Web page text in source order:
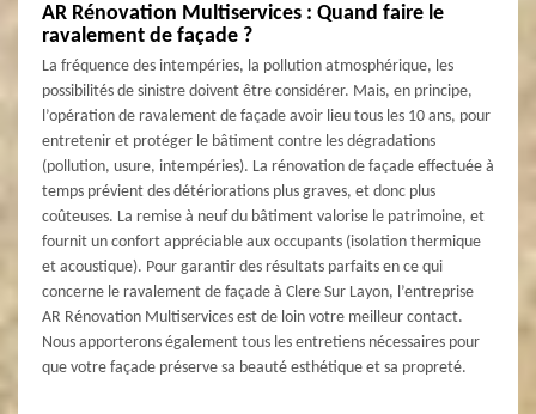
AR Rénovation Multiservices : Quand faire le
ravalement de façade ?
La fréquence des intempéries, la pollution atmosphérique, les
possibilités de sinistre doivent être considérer. Mais, en principe,
l’opération de ravalement de façade avoir lieu tous les 10 ans, pour
entretenir et protéger le bâtiment contre les dégradations
(pollution, usure, intempéries). La rénovation de façade effectuée à
temps prévient des détériorations plus graves, et donc plus
coûteuses. La remise à neuf du bâtiment valorise le patrimoine, et
fournit un confort appréciable aux occupants (isolation thermique
et acoustique). Pour garantir des résultats parfaits en ce qui
concerne le ravalement de façade à Clere Sur Layon, l’entreprise
AR Rénovation Multiservices est de loin votre meilleur contact.
Nous apporterons également tous les entretiens nécessaires pour
que votre façade préserve sa beauté esthétique et sa propreté.